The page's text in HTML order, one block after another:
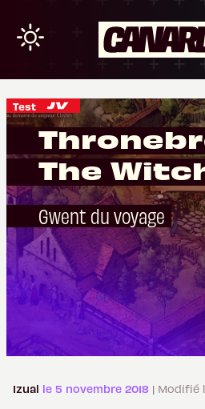
Test
The
Gwent du voyage
Izual le 5 novembre 2018 | Modifié